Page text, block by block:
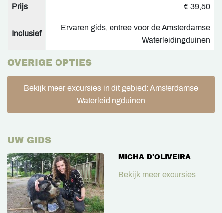
Prijs € 39,50
Inclusief
Ervaren gids, entree voor de Amsterdamse
Waterleidingduinen
OVERIGE OPTIES
Bekijk meer excursies in dit gebied: Amsterdamse
Waterleidingduinen
UW GIDS
MICHA D'OLIVEIRA
Bekijk meer excursies